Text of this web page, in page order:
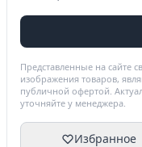
Представленные на сайте
изображения товаров,
публичной офертой.
уточняйте у менеджера.
Избранное